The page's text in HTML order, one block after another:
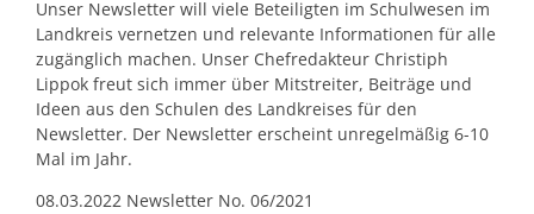
Unser Newsletter will viele Beteiligten im Schulwesen im
Landkreis vernetzen und relevante Informationen für alle
zugänglich machen. Unser Chefredakteur Christiph
Lippok freut sich immer über Mitstreiter, Beiträge und
Ideen aus den Schulen des Landkreises für den
Newsletter. Der Newsletter erscheint unregelmäßig 6-10
Mal im Jahr.
08.03.2022 Newsletter No. 06/2021